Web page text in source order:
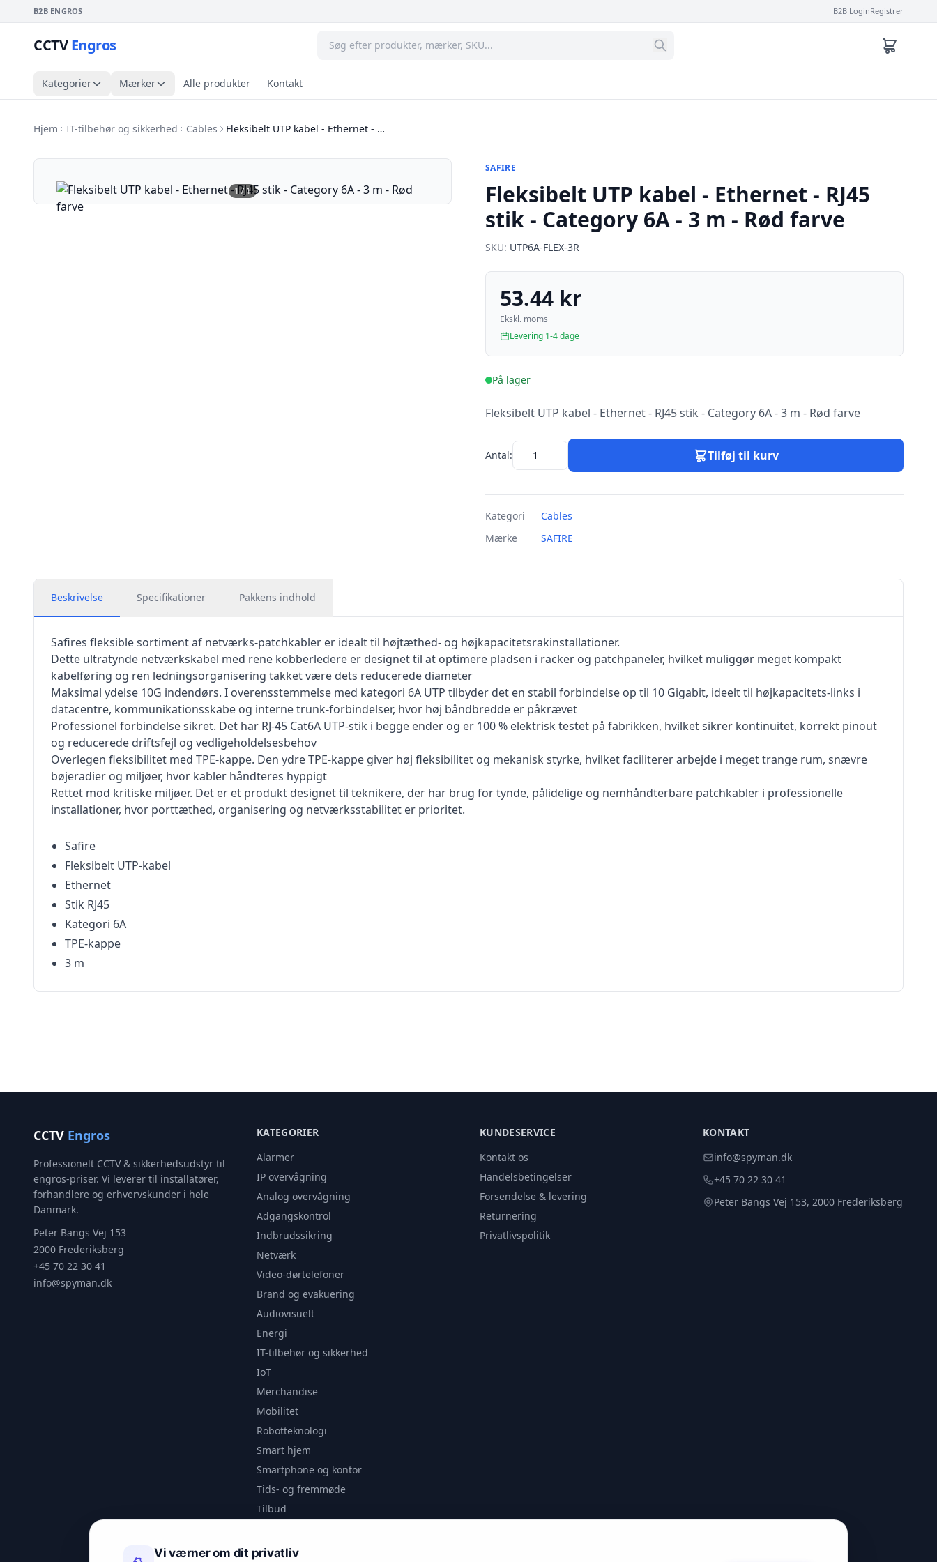
B2B ENGROS B2B LoginRegistrer
CCTVEngros
Kategorier Mærker Alle produkter Kontakt
Hjem IT-tilbehør og sikkerhed Cables Fleksibelt UTP kabel - Ethernet - …
1/1
SAFIRE
Fleksibelt UTP kabel - Ethernet - RJ45
stik - Category 6A - 3 m - Rød farve
SKU: UTP6A-FLEX-3R
53.44 kr
Ekskl. moms
Levering 1-4 dage
På lager
Fleksibelt UTP kabel - Ethernet - RJ45 stik - Category 6A - 3 m - Rød farve
Antal: Tilføj til kurv
Kategori
Cables
Mærke
SAFIRE
Beskrivelse Specifikationer Pakkens indhold
Safires fleksible sortiment af netværks-patchkabler er idealt til højtæthed- og højkapacitetsrakinstallationer.
Dette ultratynde netværkskabel med rene kobberledere er designet til at optimere pladsen i racker og patchpaneler, hvilket muliggør meget kompakt
kabelføring og ren ledningsorganisering takket være dets reducerede diameter
Maksimal ydelse 10G indendørs. I overensstemmelse med kategori 6A UTP tilbyder det en stabil forbindelse op til 10 Gigabit, ideelt til højkapacitets-links i
datacentre, kommunikationsskabe og interne trunk-forbindelser, hvor høj båndbredde er påkrævet
Professionel forbindelse sikret. Det har RJ-45 Cat6A UTP-stik i begge ender og er 100 % elektrisk testet på fabrikken, hvilket sikrer kontinuitet, korrekt pinout
og reducerede driftsfejl og vedligeholdelsesbehov
Overlegen fleksibilitet med TPE-kappe. Den ydre TPE-kappe giver høj fleksibilitet og mekanisk styrke, hvilket faciliterer arbejde i meget trange rum, snævre
bøjeradier og miljøer, hvor kabler håndteres hyppigt
Rettet mod kritiske miljøer. Det er et produkt designet til teknikere, der har brug for tynde, pålidelige og nemhåndterbare patchkabler i professionelle
installationer, hvor porttæthed, organisering og netværksstabilitet er prioritet.
Safire
Fleksibelt UTP-kabel
Ethernet
Stik RJ45
Kategori 6A
TPE-kappe
3 m
CCTV Engros
Professionelt CCTV & sikkerhedsudstyr til
engros-priser. Vi leverer til installatører,
forhandlere og erhvervskunder i hele
Danmark.
Peter Bangs Vej 153
2000 Frederiksberg
+45 70 22 30 41
info@spyman.dk
KATEGORIER
Alarmer
IP overvågning
Analog overvågning
Adgangskontrol
Indbrudssikring
Netværk
Video-dørtelefoner
Brand og evakuering
Audiovisuelt
Energi
IT-tilbehør og sikkerhed
IoT
Merchandise
Mobilitet
Robotteknologi
Smart hjem
Smartphone og kontor
Tids- og fremmøde
Tilbud
Videoanalyse
KUNDESERVICE
Kontakt os
Handelsbetingelser
Forsendelse & levering
Returnering
Privatlivspolitik
KONTAKT
info@spyman.dk
+45 70 22 30 41
Peter Bangs Vej 153, 2000 Frederiksberg
Vi værner om dit privatliv